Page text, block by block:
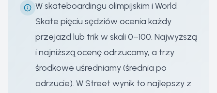
W skateboardingu olimpijskim i World
Skate pięciu sędziów ocenia każdy
przejazd lub trik w skali 0–100. Najwyższą
i najniższą ocenę odrzucamy, a trzy
środkowe uśredniamy (średnia po
odrzucie). W Street wynik to najlepszy z